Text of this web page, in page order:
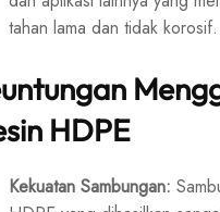
tahan lama dan tidak korosif.
HDPE
Kekuatan Sambungan: